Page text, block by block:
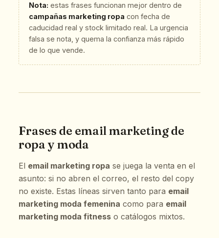
Nota: estas frases funcionan mejor dentro de
campañas marketing ropa con fecha de
caducidad real y stock limitado real. La urgencia
falsa se nota, y quema la confianza más rápido
de lo que vende.
Frases de email marketing de
ropa y moda
El email marketing ropa se juega la venta en el
asunto: si no abren el correo, el resto del copy
no existe. Estas líneas sirven tanto para email
marketing moda femenina como para email
marketing moda fitness o catálogos mixtos.